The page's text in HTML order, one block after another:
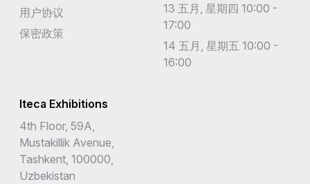
用户协议
保密政策
13 五月, 星期四 10:00 -
17:00
14 五月, 星期五 10:00 -
16:00
Iteca Exhibitions
4th Floor, 59A,
Mustakillik Avenue,
Tashkent, 100000,
Uzbekistan